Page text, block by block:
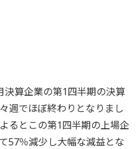
算企業の第1四半期の決算
週でほぼ終わりとなりまし
るとこの第1四半期の上場企
57％減少し大幅な減益とな